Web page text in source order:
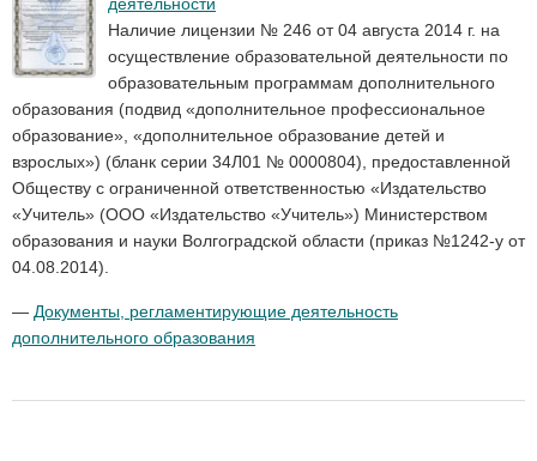
деятельности
Наличие лицензии № 246 от 04 августа 2014 г. на
осуществление образовательной деятельности по
образовательным программам дополнительного
образования (подвид «дополнительное профессиональное
образование», «дополнительное образование детей и
взрослых») (бланк серии 34Л01 № 0000804), предоставленной
Обществу с ограниченной ответственностью «Издательство
«Учитель» (ООО «Издательство «Учитель») Министерством
образования и науки Волгоградской области (приказ №1242-у от
04.08.2014).
— Документы, регламентирующие деятельность
дополнительного образования